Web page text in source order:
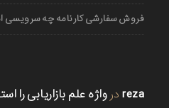
فروش سفارشی کارنامه چه
reza در واژه علم بازاریابی را